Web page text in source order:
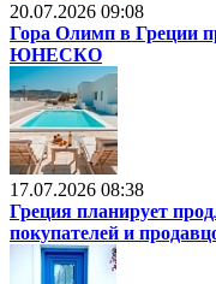
20.07.2026 09:08
Гора Олимп в Греции
ЮНЕСКО
17.07.2026 08:38
Греция планирует
покупателей и